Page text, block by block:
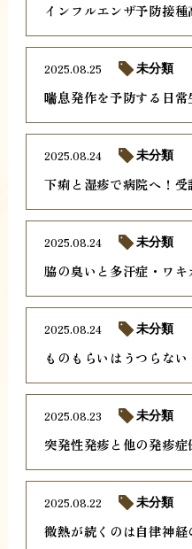
インフルエンザ予防接
喘息発作を予防する日
2025.08.25 未分類
下痢と湿疹で病院へ！
2025.08.24 未分類
脇の臭いと多汗症・ワ
2025.08.24 未分類
ものもらいはうつらな
2025.08.24 未分類
突発性発疹と他の発疹
2025.08.23 未分類
微熱が続くのは自律神
2025.08.22 未分類